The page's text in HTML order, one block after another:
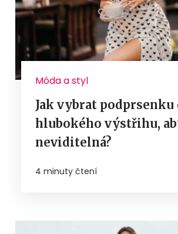
Móda a styl
Jak vybrat podprsenku
hlubokého výstřihu,
neviditelná?
4 minuty čtení